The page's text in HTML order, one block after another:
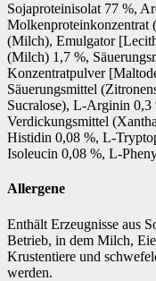
Sojaproteinisolat 77 %,
(Milch), Emulgator
(Milch) 1,7 %,
Konzentratpulver
Säuerungsmittel
Sucralose), L-Arginin
Verdickungsmittel
Histidin 0,08 %, L-
Isoleucin 0,08 %, L-
Allergene
Enthält Erzeugnisse aus
Betrieb, in dem Milch,
Krustentiere und
werden.